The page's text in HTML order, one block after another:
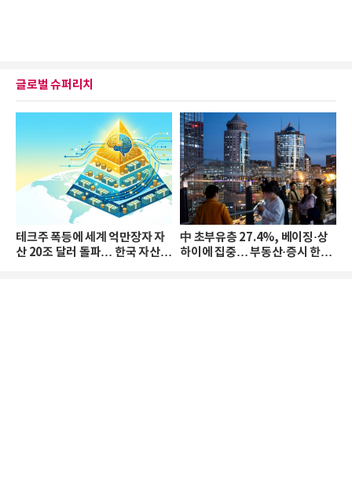
글로벌 슈퍼리치
테크주 폭등에 세계 억만장자 자
산 20조 달러 돌파… 한국 자산
中 초부유층 27.4%, 베이징·상
하이에 집중… 부동산·증시 한파